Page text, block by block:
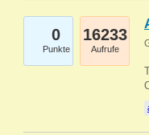
0
Punkte
16233
Aufrufe